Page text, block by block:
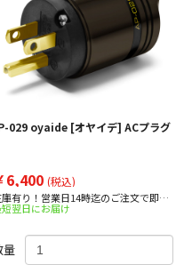
029 oyaide [オヤイデ] ACプラグ
6,400 (税込)
庫有り！営業日14時迄のご注文で即日
！
翌日にお届け
量